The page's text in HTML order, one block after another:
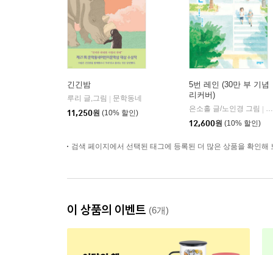
긴긴밤
루리 글,그림
문학동네
11,250원 (10% 할인)
5번 레인 (30만 부 기념
리커버)
은소홀 글/노인경 그림
12,600원 (10% 할인)
검색 페이지에서 선택된 태그에 등록된 더 많은 상품을 확인해
이 상품의 이벤트 (6개)